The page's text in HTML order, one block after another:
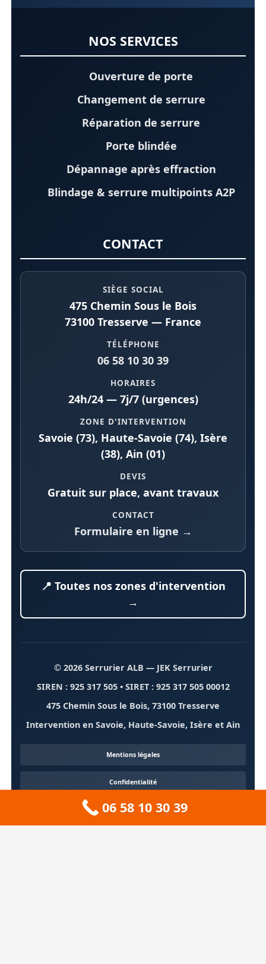
NOS SERVICES
Ouverture de porte
Changement de serrure
Réparation de serrure
Porte blindée
Dépannage après effraction
Blindage & serrure multipoints A2P
CONTACT
SIÈGE SOCIAL
475 Chemin Sous le Bois
73100 Tresserve — France
TÉLÉPHONE
06 58 10 30 39
HORAIRES
24h/24 — 7j/7 (urgences)
ZONE D'INTERVENTION
Savoie (73), Haute-Savoie (74), Isère
(38), Ain (01)
DEVIS
Gratuit sur place, avant travaux
CONTACT
Formulaire en ligne →
📍 Toutes nos zones d'intervention
→
© 2026 Serrurier ALB — JEK Serrurier
SIREN : 925 317 505 • SIRET : 925 317 505 00012
475 Chemin Sous le Bois, 73100 Tresserve
Intervention en Savoie, Haute-Savoie, Isère et Ain
Mentions légales
Confidentialité
Contact
06 58 10 30 39